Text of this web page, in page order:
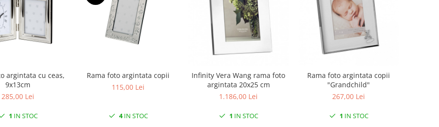
argintata cu ceas,
9x13cm
285,00 Lei
1 IN STOC
Rama foto argintata copii
115,00 Lei
4IN STOC
Infinity Vera Wang rama foto
argintata 20x25 cm
1.186,00 Lei
1 IN STOC
Rama foto argintata copii
"Grandchild"
267,00 Lei
1 IN STOC